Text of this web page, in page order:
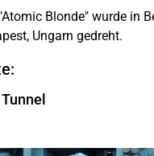
Blonde" wurde in
Ungarn gedreht.